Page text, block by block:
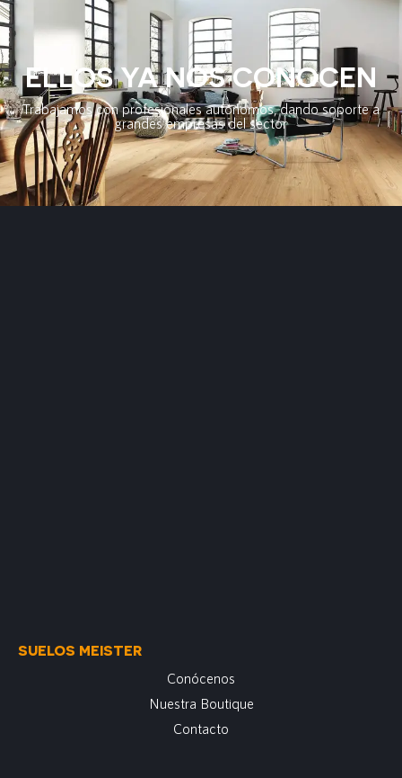
ELLOS YA NOS CONOCEN
Trabajamos con profesionales autónomos, dando soporte a
grandes empresas del sector
SUELOS MEISTER
Conócenos
Nuestra Boutique
Contacto